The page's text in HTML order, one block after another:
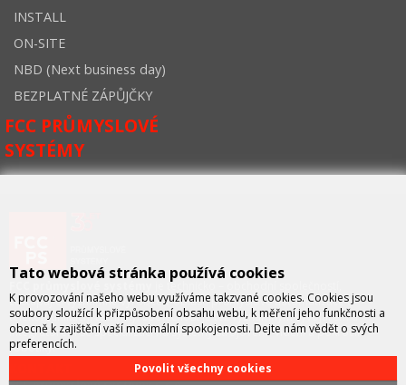
INSTALL
ON-SITE
NBD (Next business day)
BEZPLATNÉ ZÁPŮJČKY
FCC PRŮMYSLOVÉ
SYSTÉMY
je technicko – obchodní společností,
zastupující významné výrobce v oblasti průmyslové automatizace a
telekomunikační techniky. Společnost je též významným vývojářem a
integrátorem se specializací na systémy strojového vidění a pokročilé
robotiky.
Tato webová stránka používá cookies
K provozování našeho webu využíváme takzvané cookies. Cookies jsou
soubory sloužící k přizpůsobení obsahu webu, k měření jeho funkčnosti a
obecně k zajištění vaší maximální spokojenosti. Dejte nám vědět o svých
preferencích.
Povolit všechny cookies